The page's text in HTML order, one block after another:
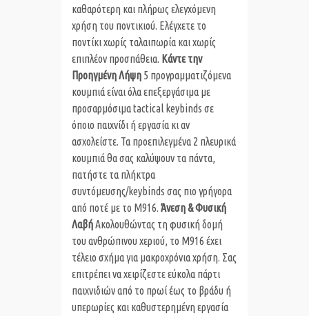
καθαρότερη και πλήρως ελεγχόμενη
χρήση του ποντικιού. Ελέγχετε το
ποντίκι χωρίς ταλαιπωρία και χωρίς
επιπλέον προσπάθεια. Κάντε την
Προηγμένη Λήψη 5 προγραμματιζόμενα
κουμπιά είναι όλα επεξεργάσιμα με
προσαρμόσιμα tactical keybinds σε
όποιο παιχνίδι ή εργασία κι αν
ασχολείστε. Τα προεπιλεγμένα 2 πλευρικά
κουμπιά θα σας καλύψουν τα πάντα,
πατήστε τα πλήκτρα
συντόμευσης/keybinds σας πιο γρήγορα
από ποτέ με το M916. Άνεση & Φυσική
ΛαβήΑκολουθώντας τη φυσική δομή
του ανθρώπινου χεριού, το M916 έχει
τέλειο σχήμα για μακροχρόνια χρήση. Σας
επιτρέπει να χειρίζεστε εύκολα πάρτι
παιχνιδιών από το πρωί έως το βράδυ ή
υπερωρίες και καθυστερημένη εργασία